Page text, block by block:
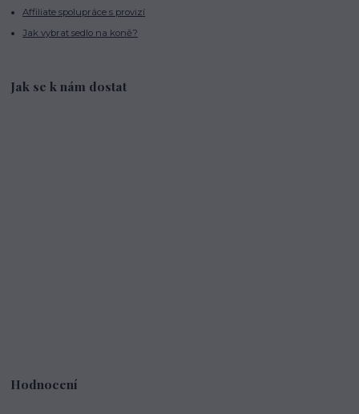
Affiliate spolupráce s provizí
Jak vybrat sedlo na koně?
Jak se k nám dostat
Hodnocení